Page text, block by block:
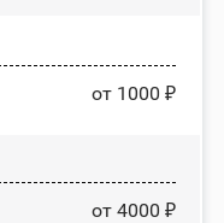
от 1000 ₽
от 4000 ₽